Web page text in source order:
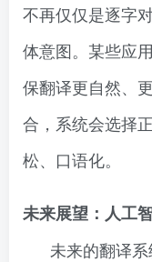
不再仅仅是逐字
体意图。某些应
保翻译更自然、
合，系统会选择
松、口语化。
未来展望：人工
未来的翻译